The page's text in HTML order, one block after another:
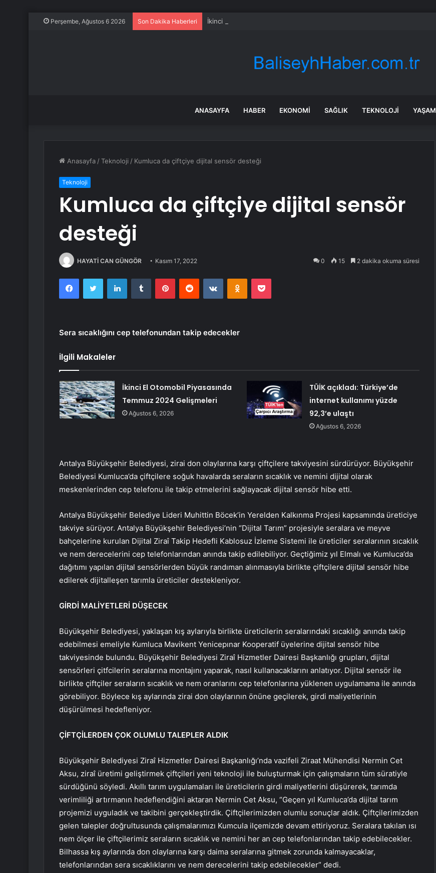
Perşembe, Ağustos 6 2026 Son Dakika Haberleri İkinci El Otomobil Piyasasında Temmuz 2024 Gelişmeleri
ANASAYFA HABER EKONOMI SAĞLIK TEKNOLOJI YAŞAM
Anasayfa /Teknoloji / Kumluca da çiftçiye dijital sensör desteği
Teknoloji
Kumluca da çiftçiye dijital sensör
desteği
HAYATİ CAN GÜNGÖR Kasım 17, 2022 0 15 2 dakika okuma süresi
FacebookTwitter LinkedInTumblr PinterestReddit VKontakteOdnoklassniki
Pocket
Sera sıcaklığını cep telefonundan takip edecekler
İlgili Makaleler
İkinci El Otomobil Piyasasında
Temmuz 2024 Gelişmeleri
Ağustos 6, 2026
TÜİK açıkladı: Türkiye’de
internet kullanımı yüzde
92,3’e ulaştı
Ağustos 6, 2026
Antalya Büyükşehir Belediyesi, zirai don olaylarına karşı çiftçilere takviyesini sürdürüyor. Büyükşehir
Belediyesi Kumluca’da çiftçilere soğuk havalarda seraların sıcaklık ve nemini dijital olarak
meskenlerinden cep telefonu ile takip etmelerini sağlayacak dijital sensör hibe etti.
Antalya Büyükşehir Belediye Lideri Muhittin Böcek’in Yerelden Kalkınma Projesi kapsamında üreticiye
takviye sürüyor. Antalya Büyükşehir Belediyesi’nin “Dijital Tarım” projesiyle seralara ve meyve
bahçelerine kurulan Dijital Ziraî Takip Hedefli Kablosuz İzleme Sistemi ile üreticiler seralarının sıcaklık
ve nem derecelerini cep telefonlarından anında takip edilebiliyor. Geçtiğimiz yıl Elmalı ve Kumluca’da
dağıtımı yapılan dijital sensörlerden büyük randıman alınmasıyla birlikte çiftçilere dijital sensör hibe
edilerek dijitalleşen tarımla üreticiler destekleniyor.
GİRDİ MALİYETLERİ DÜŞECEK
Büyükşehir Belediyesi, yaklaşan kış aylarıyla birlikte üreticilerin seralarındaki sıcaklığı anında takip
edebilmesi emeliyle Kumluca Mavikent Yenicepınar Kooperatif üyelerine dijital sensör hibe
takviyesinde bulundu. Büyükşehir Belediyesi Ziraî Hizmetler Dairesi Başkanlığı grupları, dijital
sensörleri çitfcilerin seralarına montajını yaparak, nasıl kullanacaklarını anlatıyor. Dijital sensör ile
birlikte çiftçiler seraların sıcaklık ve nem oranlarını cep telefonlarına yüklenen uygulamama ile anında
görebiliyor. Böylece kış aylarında zirai don olaylarının önüne geçilerek, girdi maliyetlerinin
düşürülmesi hedefleniyor.
ÇİFTÇİLERDEN ÇOK OLUMLU TALEPLER ALDIK
Büyükşehir Belediyesi Ziraî Hizmetler Dairesi Başkanlığı’nda vazifeli Ziraat Mühendisi Nermin Cet
Aksu, ziraî üretimi geliştirmek çiftçileri yeni teknoloji ile buluşturmak için çalışmaların tüm süratiyle
sürdüğünü söyledi. Akıllı tarım uygulamaları ile üreticilerin girdi maliyetlerini düşürerek, tarımda
verimliliği artırmanın hedeflendiğini aktaran Nermin Cet Aksu, “Geçen yıl Kumluca’da dijital tarım
projemizi uyguladık ve takibini gerçekleştirdik. Çiftçilerimizden olumlu sonuçlar aldık. Çiftçilerimizden
gelen talepler doğrultusunda çalışmalarımızı Kumcula ilçemizde devam ettiriyoruz. Seralara takılan ısı
nem ölçer ile çiftçilerimiz seraların sıcaklık ve nemini her an cep telefonlarından takip edebilecekler.
Bilhassa kış aylarında don olaylarına karşı daima seralarına gitmek zorunda kalmayacaklar,
telefonlarından sera sıcaklıklarını ve nem derecelerini takip edebilecekler” dedi.